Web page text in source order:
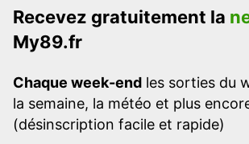
Recevez gratuitement la
My89.fr
Chaque week-end les sorties du
la semaine, la météo et plus
(désinscription facile et rapide)